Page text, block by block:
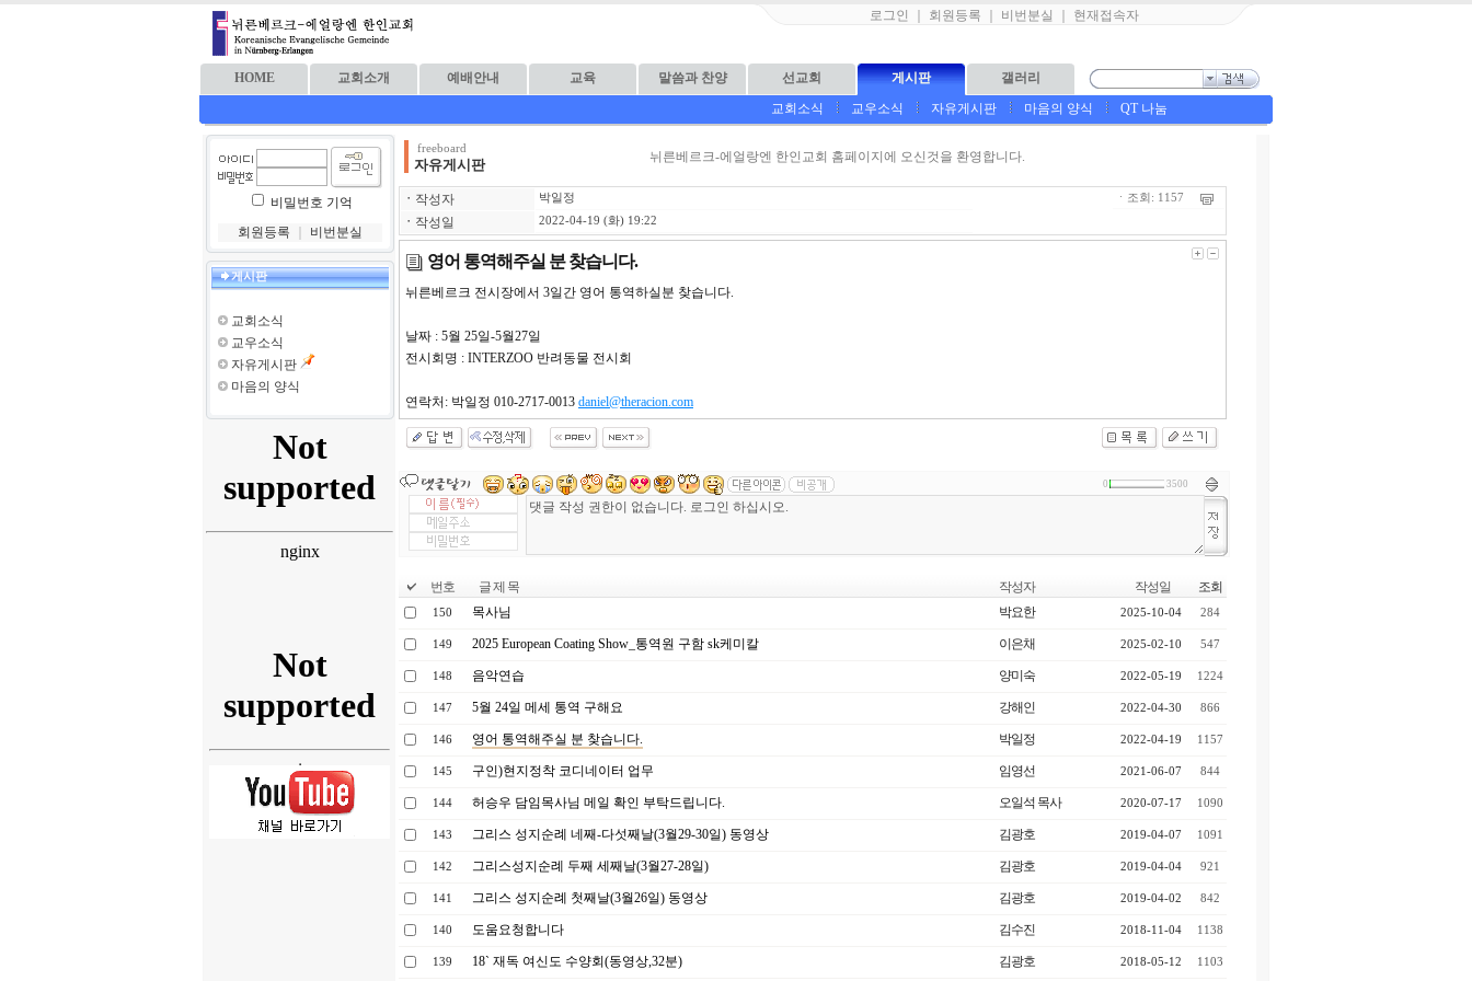
로그인 회원등록 비번분실 현재접속자
HOME 교회소개 예배안내 교육 말씀과 찬양 선교회 게시판
갤러리
교회소식
교우소식 자유게시판 마음의 양식 QT 나눔
비밀번호 기억
회원등록
비번분실
게시판
교회소식
교우소식
자유게시판
마음의 양식
freeboard
자유게시판 뉘른베르크-에얼랑엔 한인교회 홈페이지에 오신것을 환영합니다.
ㆍ 작성자 박일정
ㆍ 작성일 2022-04-19 (화) 19:22
ㆍ조회: 1157
영어 통역해주실 분 찾습니다.
뉘른베르크 전시장에서 3일간 영어 통역하실분 찾습니다.
날짜 : 5월 25일-5월27일
전시회명 : INTERZOO 반려동물 전시회
연락처: 박일정 010-2717-0013 daniel@theracion.com
0 3500
번호 글 제 목 작성자 작성일 조회
150 목사님 박요한 2025-10-04 284
149 2025 European Coating Show_통역원 구함 sk케미칼 이은채 2025-02-10 547
148 음악연습 양미숙 2022-05-19 1224
147 5월 24일 메세 통역 구해요 강해인 2022-04-30 866
146 영어 통역해주실 분 찾습니다. 박일정 2022-04-19 1157
145 구인)현지정착 코디네이터 업무 임영선 2021-06-07 844
144 허승우 담임목사님 메일 확인 부탁드립니다. 오일석 목사 2020-07-17 1090
143 그리스 성지순례 네째-다섯째날(3월29-30일) 동영상 김광호 2019-04-07 1091
142 그리스성지순례 두째 세째날(3월27-28일) 김광호 2019-04-04 921
141 그리스 성지순례 첫째날(3월26일) 동영상 김광호 2019-04-02 842
140 도움요청합니다 김수진 2018-11-04 1138
139 18` 재독 여신도 수양회(동영상,32분) 김광호 2018-05-12 1103